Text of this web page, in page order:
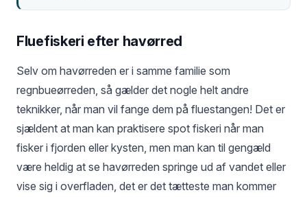
Fluefiskeri efter havørred
Selv om havørreden er i samme familie som
regnbueørreden, så gælder det nogle helt andre
teknikker, når man vil fange dem på fluestangen! Det er
sjældent at man kan praktisere spot fiskeri når man
fisker i fjorden eller kysten, men man kan til gengæld
være heldig at se havørreden springe ud af vandet eller
vise sig i overfladen, det er det tætteste man kommer